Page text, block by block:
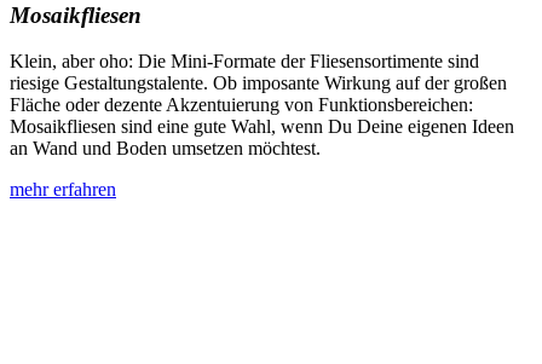
Mosaikfliesen
Klein, aber oho: Die Mini-Formate der Fliesensortimente sind
riesige Gestaltungstalente. Ob imposante Wirkung auf der großen
Fläche oder dezente Akzentuierung von Funktionsbereichen:
Mosaikfliesen sind eine gute Wahl, wenn Du Deine eigenen Ideen
an Wand und Boden umsetzen möchtest.
mehr erfahren